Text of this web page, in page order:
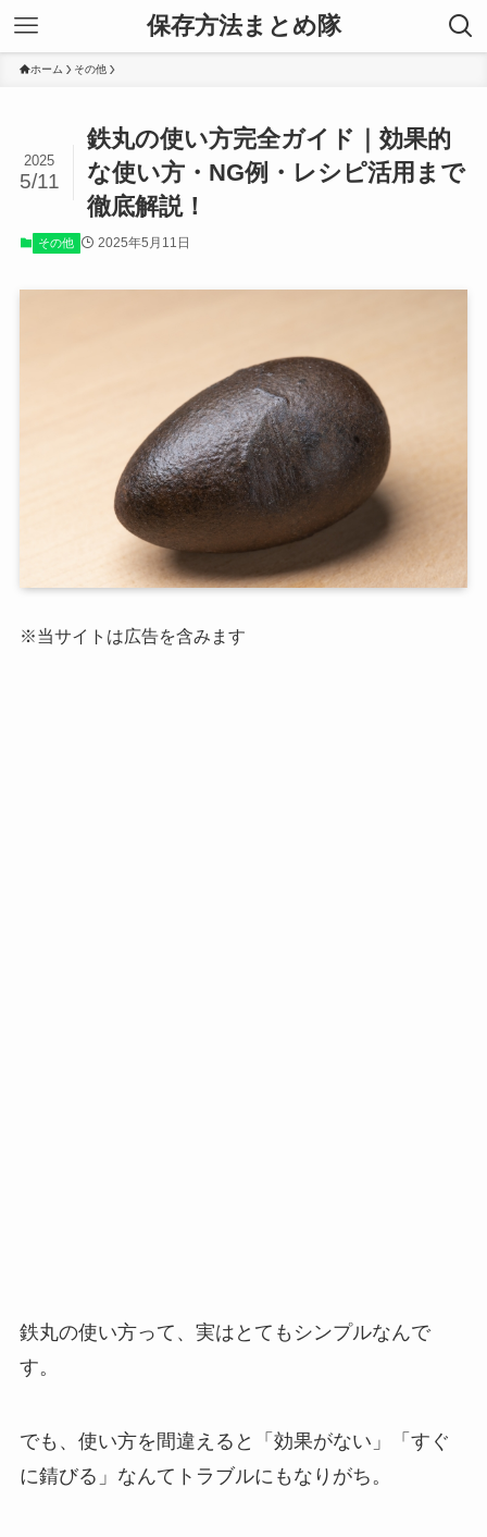
保存方法まとめ隊
ホーム その他
鉄丸の使い方完全ガイド｜効果的
な使い方・NG例・レシピ活用まで
徹底解説！
2025
5/11
その他 2025年5月11日
※当サイトは広告を含みます
鉄丸の使い方って、実はとてもシンプルなんで
す。
でも、使い方を間違えると「効果がない」「すぐ
に錆びる」なんてトラブルにもなりがち。